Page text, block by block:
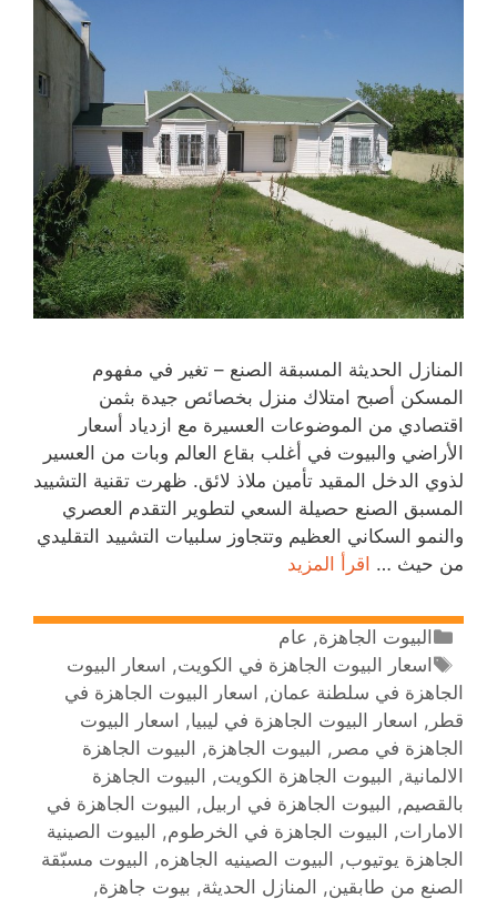
المنازل الحديثة المسبقة الصنع – تغير في مفهوم
المسكن أصبح امتلاك منزل بخصائص جيدة بثمن
اقتصادي من الموضوعات العسيرة مع ازدياد أسعار
الأراضي والبيوت في أغلب بقاع العالم وبات من العسير
لذوي الدخل المقيد تأمين ملاذ لائق. ظهرت تقنية التشييد
المسبق الصنع حصيلة السعي لتطوير التقدم العصري
والنمو السكاني العظيم وتتجاوز سلبيات التشييد التقليدي
من حيث … اقرأ المزيد
البيوت الجاهزة, عام
اسعار البيوت الجاهزة في الكويت, اسعار البيوت
الجاهزة في سلطنة عمان, اسعار البيوت الجاهزة في
قطر , اسعار البيوت الجاهزة في ليبيا, اسعار البيوت
الجاهزة في مصر , البيوت الجاهزة, البيوت الجاهزة
الالمانية, البيوت الجاهزة الكويت, البيوت الجاهزة
بالقصيم, البيوت الجاهزة في اربيل, البيوت الجاهزة في
الامارات, البيوت الجاهزة في الخرطوم, البيوت الصينية
الجاهزة يوتيوب, البيوت الصينيه الجاهزه, البيوت مسبّقة
الصنع من طابقين, المنازل الحديثة, بيوت جاهزة,